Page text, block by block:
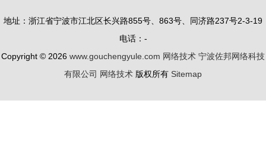
地址：浙江省宁波市江北区长兴路855号、863号、同济路237号2-3-19
电话：-
Copyright © 2026 www.gouchengyule.com 网络技术 宁波佐邦网络科技
有限公司 网络技术 版权所有 Sitemap